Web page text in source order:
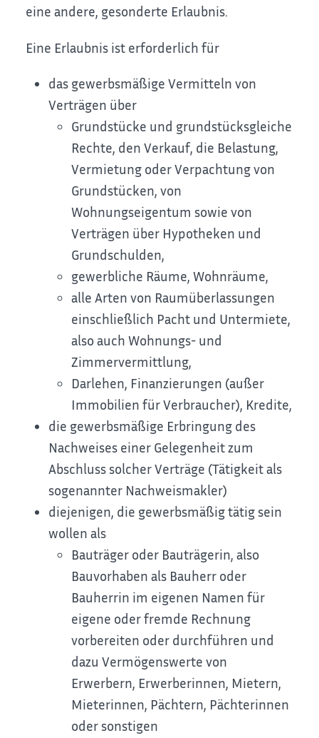
eine andere, gesonderte Erlaubnis.
Eine Erlaubnis ist erforderlich für
das gewerbsmäßige Vermitteln von
Verträgen über
Grundstücke und grundstücksgleiche
Rechte, den Verkauf, die Belastung,
Vermietung oder Verpachtung von
Grundstücken, von
Wohnungseigentum sowie von
Verträgen über Hypotheken und
Grundschulden,
gewerbliche Räume, Wohnräume,
alle Arten von Raumüberlassungen
einschließlich Pacht und Untermiete,
also auch Wohnungs- und
Zimmervermittlung,
Darlehen, Finanzierungen (außer
Immobilien für Verbraucher), Kredite,
die gewerbsmäßige Erbringung des
Nachweises einer Gelegenheit zum
Abschluss solcher Verträge (Tätigkeit als
sogenannter Nachweismakler)
diejenigen, die gewerbsmäßig tätig sein
wollen als
Bauträger oder Bauträgerin, also
Bauvorhaben als Bauherr oder
Bauherrin im eigenen Namen für
eigene oder fremde Rechnung
vorbereiten oder durchführen und
dazu Vermögenswerte von
Erwerbern, Erwerberinnen, Mietern,
Mieterinnen, Pächtern, Pächterinnen
oder sonstigen